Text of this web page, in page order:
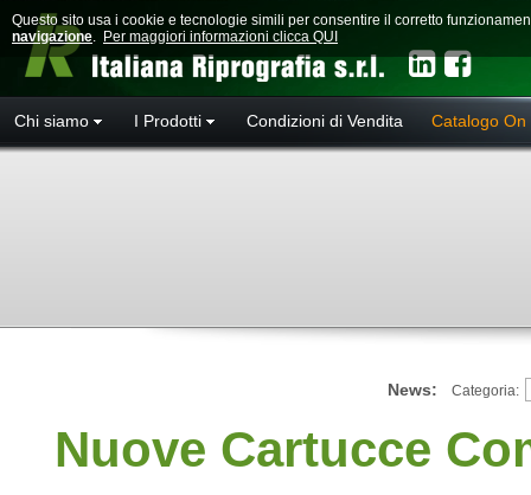
Questo sito usa i cookie e tecnologie simili per consentire il corretto
navigazione. Per maggiori informazioni clicca QUI
Chi siamo I Prodotti Condizioni di Vendita Catalogo On
News: Categoria:
Nuove Cartucce